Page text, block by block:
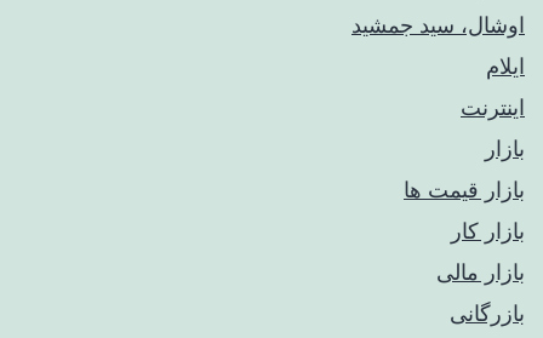
اوشال، سید جمشید
ایلام
اینترنت
بازار
بازار قیمت ها
بازار کار
بازار مالی
بازرگانی